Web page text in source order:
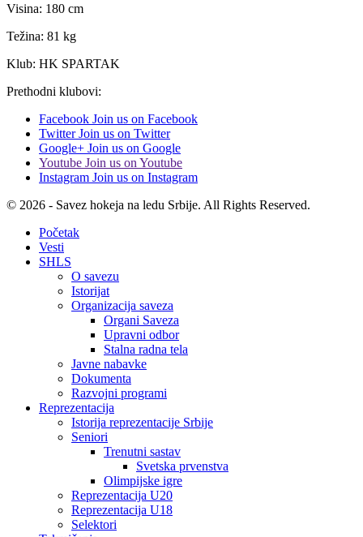
Visina: 180 cm
Težina: 81 kg
Klub: HK SPARTAK
Prethodni klubovi:
Facebook Join us on Facebook
Twitter Join us on Twitter
Google+ Join us on Google
Youtube Join us on Youtube
Instagram Join us on Instagram
© 2026 - Savez hokeja na ledu Srbije. All Rights Reserved.
Početak
Vesti
SHLS
O savezu
Istorijat
Organizacija saveza
Organi Saveza
Upravni odbor
Stalna radna tela
Javne nabavke
Dokumenta
Razvojni programi
Reprezentacija
Istorija reprezentacije Srbije
Seniori
Trenutni sastav
Svetska prvenstva
Olimpijske igre
Reprezentacija U20
Reprezentacija U18
Selektori